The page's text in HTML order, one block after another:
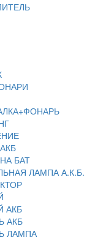
БАТ
ЛАМПА А.К.Б.
АКБ
АКБ
ЛАМПА